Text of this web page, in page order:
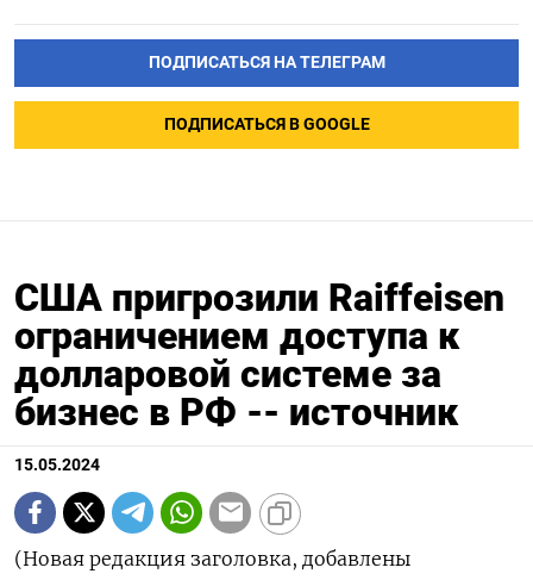
ПОДПИСАТЬСЯ НА ТЕЛЕГРАМ
ПОДПИСАТЬСЯ В GOOGLE
США пригрозили Raiffeisen
ограничением доступа к
долларовой системе за
бизнес в РФ -- источник
15.05.2024
(Новая редакция заголовка, добавлены